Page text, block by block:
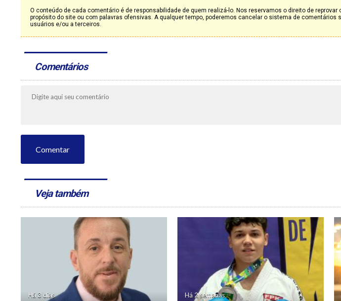
O conteúdo de cada comentário é de responsabilidade de quem realizá-lo. Nos reservamos o direito de
propósito do site ou com palavras ofensivas. A qualquer tempo, poderemos cancelar o sistema de comentários
usuários e/ou a terceiros.
Comentários
Comentar
Veja também
Há 3 dias Há 2 semanas